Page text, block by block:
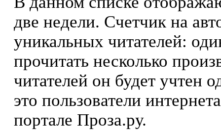
две недели. Счетчик на
уникальных читателей:
прочитать несколько
читателей он будет учтен
это пользователи
портале Проза.ру.